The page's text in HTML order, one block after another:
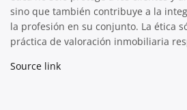
sino que también contribuye a la
la profesión en su conjunto. La ética
práctica de valoración inmobiliaria
Source link